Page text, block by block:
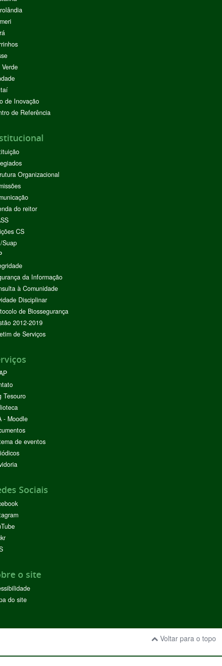
de Inovação
de Referência
Organizacional
do reitor
CS
Suap
da Informação
à Comunidade
Disciplinar
de Biossegurança
2012-2019
de Serviços
Tesouro
- Moodle
de eventos
Sociais
o site
do site
Voltar para o topo